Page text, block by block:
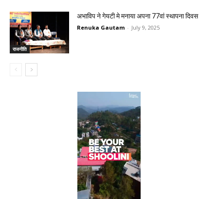
राजनीति
अभाविप ने गेयटी मे मनाया अपना 77वां स्थापना दिवस
Renuka Gautam - July 9, 2025